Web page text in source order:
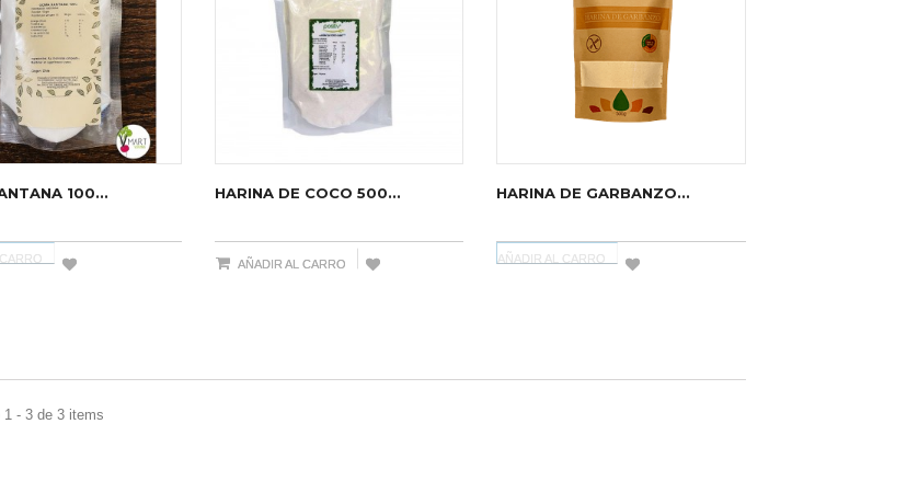
100... HARINA DE COCO 500...
AÑADIR AL CARRO
HARINA DE GARBANZO...
AÑADIR AL CARRO
1 - 3 de 3 items